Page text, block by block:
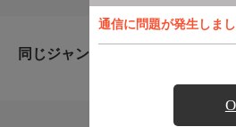
通信に問題が発生しま
同じジャンルのおすすめ番組